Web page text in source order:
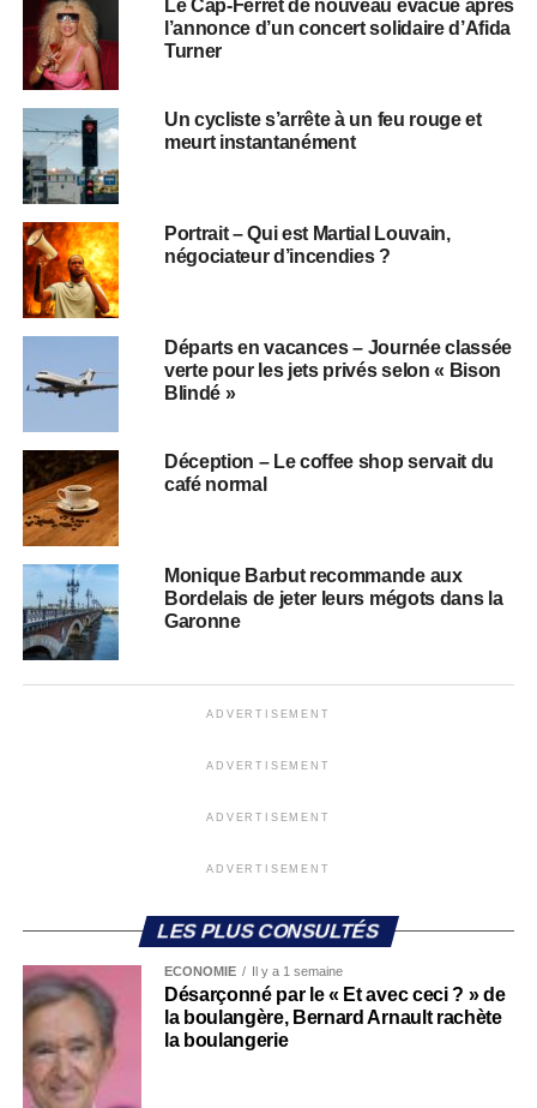
Le Cap-Ferret de nouveau évacué après
l’annonce d’un concert solidaire d’Afida
Turner
Un cycliste s’arrête à un feu rouge et
meurt instantanément
Portrait – Qui est Martial Louvain,
négociateur d’incendies ?
Départs en vacances – Journée classée
verte pour les jets privés selon « Bison
Blindé »
Déception – Le coffee shop servait du
café normal
Monique Barbut recommande aux
Bordelais de jeter leurs mégots dans la
Garonne
ADVERTISEMENT
ADVERTISEMENT
ADVERTISEMENT
ADVERTISEMENT
LES PLUS CONSULTÉS
ECONOMIE Il y a 1 semaine
Désarçonné par le « Et avec ceci ? » de
la boulangère, Bernard Arnault rachète
la boulangerie